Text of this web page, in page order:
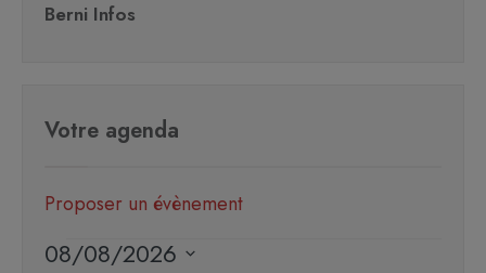
Berni Infos
Votre agenda
Proposer un évènement
08/08/2026